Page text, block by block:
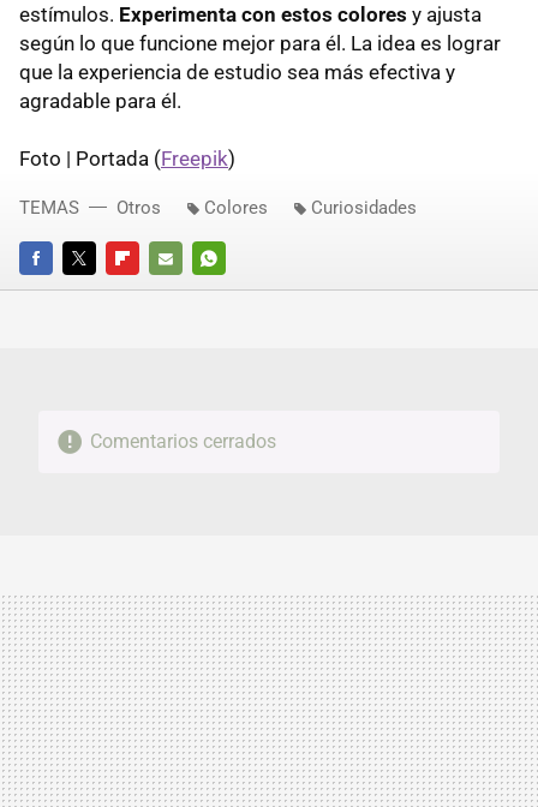
estímulos. Experimenta con estos colores y ajusta
según lo que funcione mejor para él. La idea es lograr
que la experiencia de estudio sea más efectiva y
agradable para él.
Foto | Portada (Freepik)
FACEBOOKTWITTERFLIPBOARD
E-
WHATSAPP
TEMAS Otros Colores Curiosidades
Comentarios cerrados